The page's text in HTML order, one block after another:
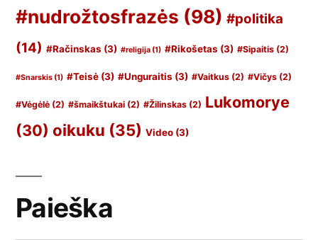
#nudrožtosfrazės (98) #politika
(14) #Račinskas (3) #religija (1) #Rikošetas (3) #Sipaitis (2)
#Snarskis (1) #Teisė (3) #Unguraitis (3) #Vaitkus (2) #Vičys (2)
#Vėgėlė (2) #šmaikštukai (2) #Žilinskas (2) Lukomorye
(30) oikuku (35) Video (3)
Paieška